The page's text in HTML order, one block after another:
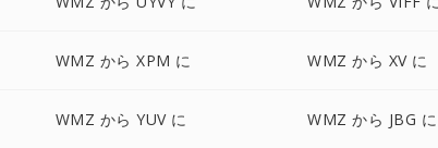
WMZ から XPM に WMZ から XV に
WMZ から YUV に WMZ から JBG に